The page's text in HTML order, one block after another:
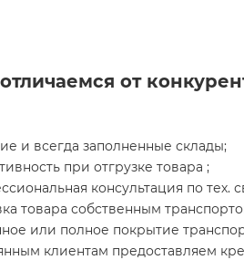
от
и всегда заполненные склады;
при отгрузке товара ;
консультация по тех.
товара собственным
или полное покрытие
клиентам предоставляем